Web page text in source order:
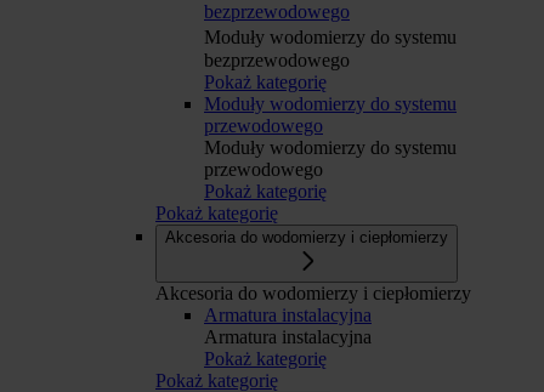
bezprzewodowego
Moduły wodomierzy do systemu
bezprzewodowego
Pokaż kategorię
Moduły wodomierzy do systemu
przewodowego
Moduły wodomierzy do systemu
przewodowego
Pokaż kategorię
Pokaż kategorię
Akcesoria do wodomierzy i ciepłomierzy
Akcesoria do wodomierzy i ciepłomierzy
Armatura instalacyjna
Armatura instalacyjna
Pokaż kategorię
Pokaż kategorię